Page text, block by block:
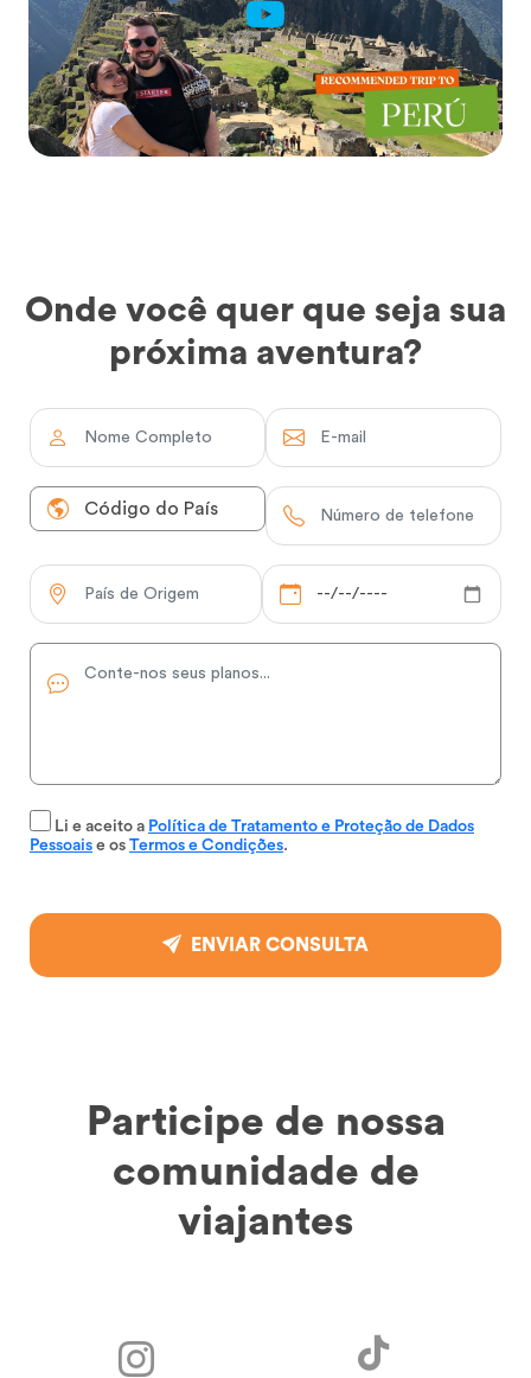
Onde você quer que seja sua
próxima aventura?
Li e aceito a Política de Tratamento e Proteção de Dados
Pessoais e os Termos e Condições.
ENVIAR CONSULTA
Participe de nossa
comunidade de
viajantes